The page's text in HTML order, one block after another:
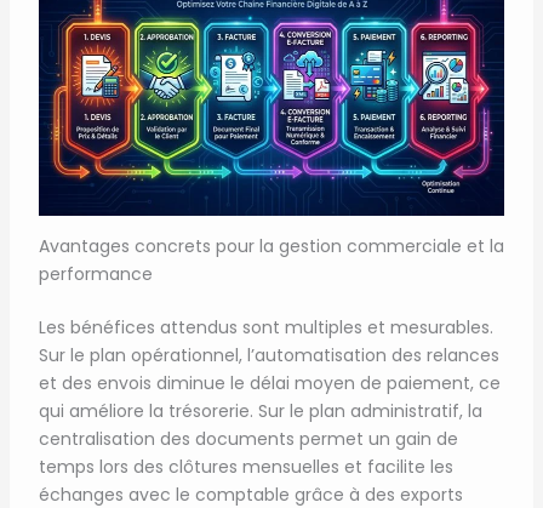
Avantages concrets pour la gestion commerciale et la
performance
Les bénéfices attendus sont multiples et mesurables.
Sur le plan opérationnel, l’automatisation des relances
et des envois diminue le délai moyen de paiement, ce
qui améliore la trésorerie. Sur le plan administratif, la
centralisation des documents permet un gain de
temps lors des clôtures mensuelles et facilite les
échanges avec le comptable grâce à des exports